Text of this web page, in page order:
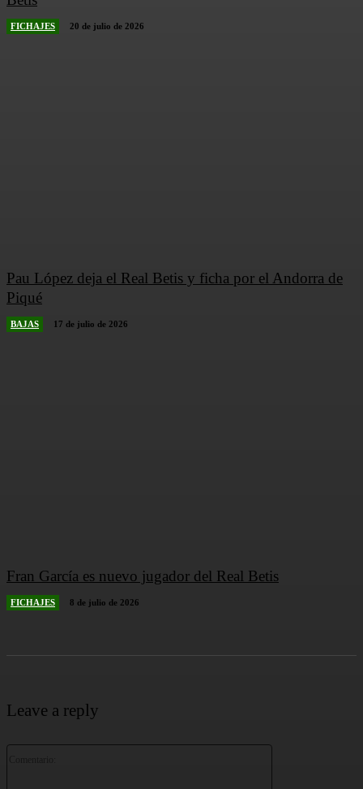
FICHAJES 20 de julio de 2026
Pau López deja el Real Betis y ficha por el Andorra de
Piqué
BAJAS 17 de julio de 2026
Fran García es nuevo jugador del Real Betis
FICHAJES 8 de julio de 2026
Leave a reply
Comentario: